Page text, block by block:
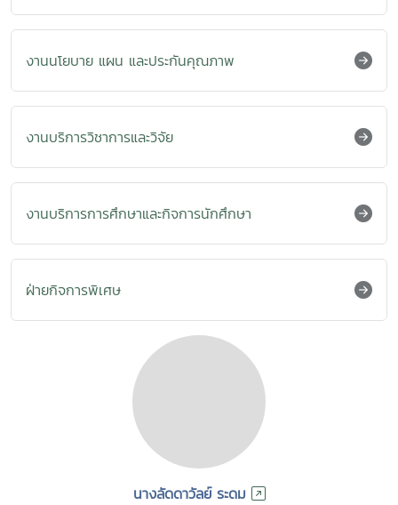
งานนโยบาย แผน และประกันคุณภาพ
งานบริการวิชาการและวิจัย
งานบริการการศึกษาและกิจการนักศึกษา
ฝ่ายกิจการพิเศษ
นางลัดดาวัลย์ ระดม